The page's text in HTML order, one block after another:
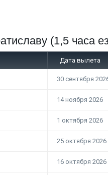
(1,5 часа
Дата вылета
30 сентября
14 ноября 2026
1 октября 2026
25 октября 2026
16 октября 2026